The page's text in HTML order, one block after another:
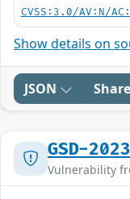
CVSS:3.0/AV:N/
Show details on
JSON Share
GSD-
Vulnerability